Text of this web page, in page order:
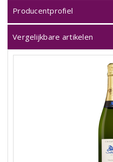
Producentprofiel
Vergelijkbare artikelen